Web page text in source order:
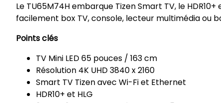
Le TU65M74H embarque Tizen Smart TV, le
facilement box TV, console, lecteur multimédia ou
Points clés
TV Mini LED 65 pouces / 163 cm
Résolution 4K UHD 3840 x 2160
Smart TV Tizen avec Wi-Fi et Ethernet
HDR10+ et HLG